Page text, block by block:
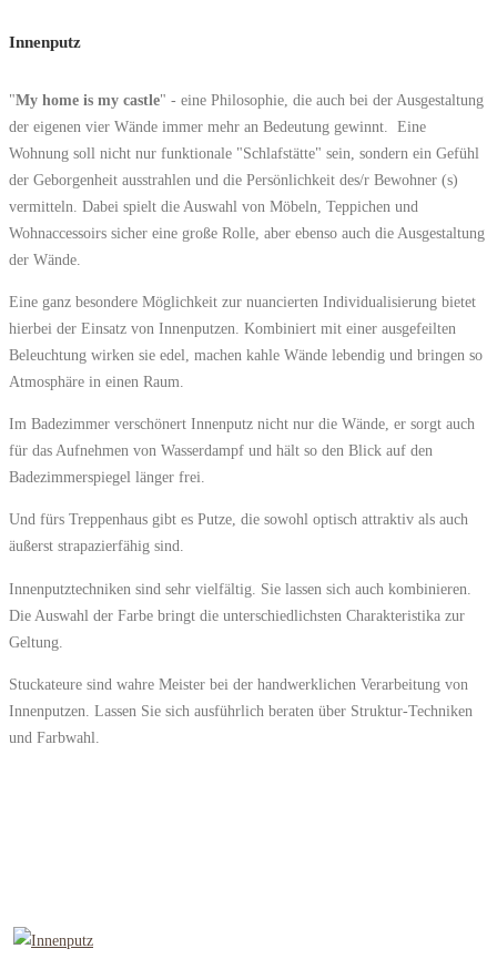
Innenputz
"My home is my castle" - eine Philosophie, die auch bei der Ausgestaltung
der eigenen vier Wände immer mehr an Bedeutung gewinnt. Eine
Wohnung soll nicht nur funktionale "Schlafstätte" sein, sondern ein Gefühl
der Geborgenheit ausstrahlen und die Persönlichkeit des/r Bewohner (s)
vermitteln. Dabei spielt die Auswahl von Möbeln, Teppichen und
Wohnaccessoirs sicher eine große Rolle, aber ebenso auch die Ausgestaltung
der Wände.
Eine ganz besondere Möglichkeit zur nuancierten Individualisierung bietet
hierbei der Einsatz von Innenputzen. Kombiniert mit einer ausgefeilten
Beleuchtung wirken sie edel, machen kahle Wände lebendig und bringen so
Atmosphäre in einen Raum.
Im Badezimmer verschönert Innenputz nicht nur die Wände, er sorgt auch
für das Aufnehmen von Wasserdampf und hält so den Blick auf den
Badezimmerspiegel länger frei.
Und fürs Treppenhaus gibt es Putze, die sowohl optisch attraktiv als auch
äußerst strapazierfähig sind.
Innenputztechniken sind sehr vielfältig. Sie lassen sich auch kombinieren.
Die Auswahl der Farbe bringt die unterschiedlichsten Charakteristika zur
Geltung.
Stuckateure sind wahre Meister bei der handwerklichen Verarbeitung von
Innenputzen. Lassen Sie sich ausführlich beraten über Struktur-Techniken
und Farbwahl.